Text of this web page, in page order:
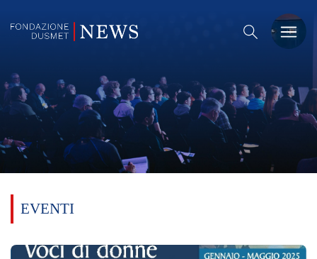
FORMAZIONE
OSSERVATORIO
EVENTI
CHI SIAMO
EVENTI